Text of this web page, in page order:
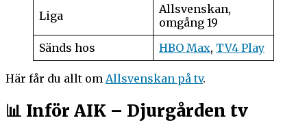
Liga
Allsvenskan,
omgång 19
Sänds hos
HBO Max, TV4 Play
Här får du allt om Allsvenskan på tv.
📊 Inför AIK – Djurgården tv